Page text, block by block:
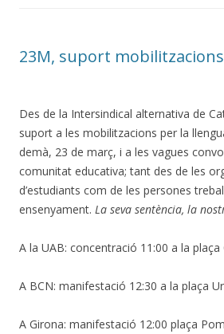
23M, suport
Des de la Intersindical alternativa de
suport a les mobilitzacions per la
demà, 23 de març, i a les vagues
comunitat educativa; tant des de les
d’estudiants com de les persones
ensenyament. La seva sentència, la
A la UAB: concentració 11:00 a la plaça
A BCN: manifestació 12:30 a la plaça
A Girona: manifestació 12:00 plaça